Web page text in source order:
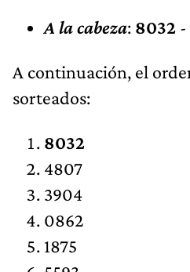
A la cabeza: 8032 -
A continuación, el
sorteados:
8032
4807
3904
0862
1875